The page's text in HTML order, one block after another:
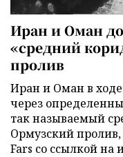
Иран и Оман
«средний
пролив
Иран и Оман в ходе
через
так называемый
Ормузский пролив,
Fars со ссылкой